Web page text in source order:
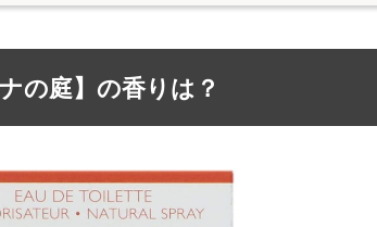
ラ”
ナリリー”
口コミレビューは？
の庭】の香りは？